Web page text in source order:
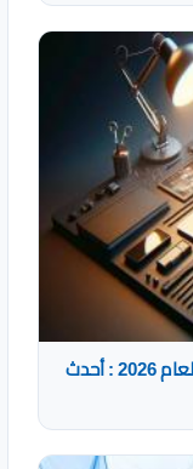
أفضل أجهزة اللاب توب للبرامج الهندسية لعام 2026 : أحدث